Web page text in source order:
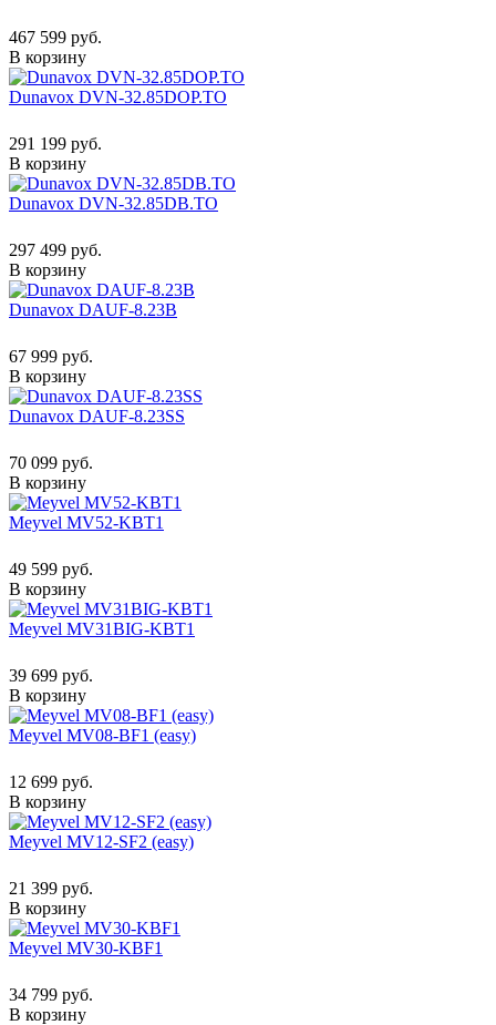
467 599 руб.
В корзину
Dunavox DVN-32.85DOP.TO
291 199 руб.
В корзину
Dunavox DVN-32.85DB.TO
297 499 руб.
В корзину
Dunavox DAUF-8.23B
67 999 руб.
В корзину
Dunavox DAUF-8.23SS
70 099 руб.
В корзину
Meyvel MV52-KBT1
49 599 руб.
В корзину
Meyvel MV31BIG-KBT1
39 699 руб.
В корзину
Meyvel MV08-BF1 (easy)
12 699 руб.
В корзину
Meyvel MV12-SF2 (easy)
21 399 руб.
В корзину
Meyvel MV30-KBF1
34 799 руб.
В корзину